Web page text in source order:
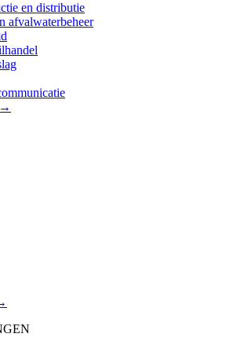
en distributie
afvalwaterbeheer
→